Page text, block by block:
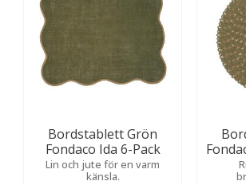
Bordstablett Grön
Fondaco Ida 6-Pack
Lin och jute för en varm
känsla.